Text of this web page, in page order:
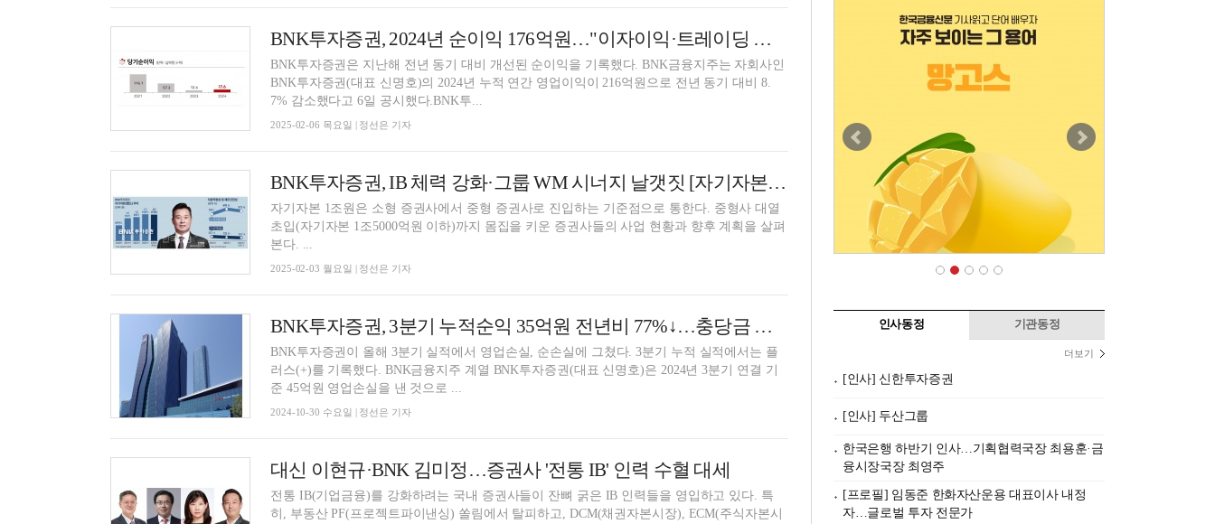
BNK투자증권, 2024년 순이익 176억원…"이자이익·트레이딩 수익 기여" [금융사 2024 실적]
BNK투자증권은 지난해 전년 동기 대비 개선된 순이익을 기록했다. BNK금융지주는 자회사인
BNK투자증권(대표 신명호)의 2024년 누적 연간 영업이익이 216억원으로 전년 동기 대비 8.
7% 감소했다고 6일 공시했다.BNK투...
2025-02-06 목요일 | 정선은 기자
BNK투자증권, IB 체력 강화·그룹 WM 시너지 날갯짓 [자기자본 1조 중형사가 뛴다 (2)]
자기자본 1조원은 소형 증권사에서 중형 증권사로 진입하는 기준점으로 통한다. 중형사 대열
초입(자기자본 1조5000억원 이하)까지 몸집을 키운 증권사들의 사업 현황과 향후 계획을 살펴
본다. ...
2025-02-03 월요일 | 정선은 기자
BNK투자증권, 3분기 누적순익 35억원 전년비 77%↓…충당금 적립 [금융사 2024 3분기 실적]
BNK투자증권이 올해 3분기 실적에서 영업손실, 순손실에 그쳤다. 3분기 누적 실적에서는 플
러스(+)를 기록했다. BNK금융지주 계열 BNK투자증권(대표 신명호)은 2024년 3분기 연결 기
준 45억원 영업손실을 낸 것으로 ...
2024-10-30 수요일 | 정선은 기자
대신 이현규·BNK 김미정…증권사 '전통 IB' 인력 수혈 대세
전통 IB(기업금융)를 강화하려는 국내 증권사들이 잔뼈 굵은 IB 인력들을 영입하고 있다. 특
히, 부동산 PF(프로젝트파이낸싱) 쏠림에서 탈피하고, DCM(채권자본시장), ECM(주식자본시
인사동정 기관동정
더보기
[인사] 신한투자증권
[인사] 두산그룹
한국은행 하반기 인사…기획협력국장 최용훈·금
융시장국장 최영주
[프로필] 임동준 한화자산운용 대표이사 내정
자…글로벌 투자 전문가